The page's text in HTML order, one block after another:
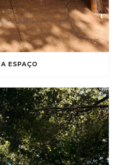
ESPAÇO